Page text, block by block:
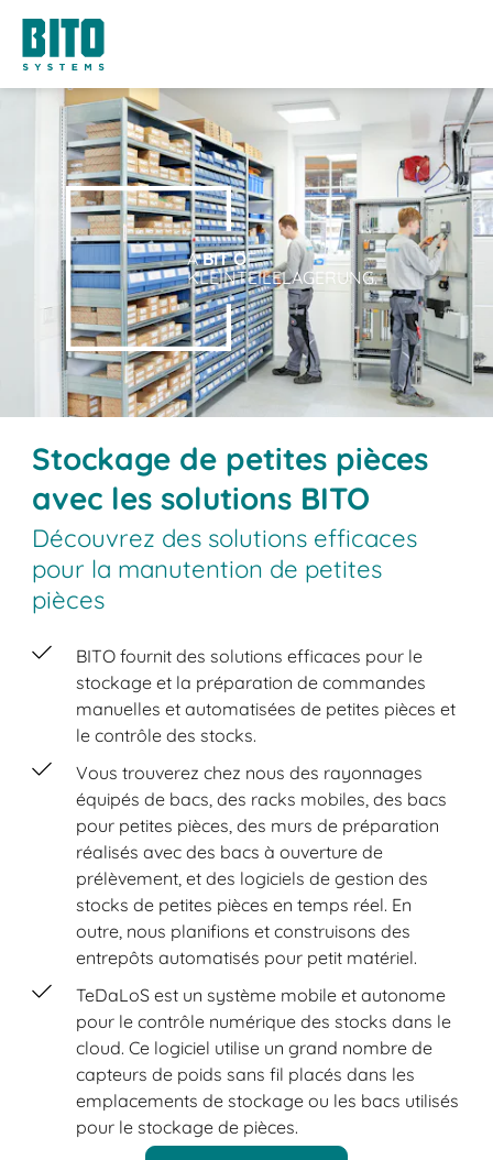
ABIT OF
KLEINTEILELAGERUNG.
Stockage de petites pièces
avec les solutions BITO
Découvrez des solutions efficaces
pour la manutention de petites
pièces
BITO fournit des solutions efficaces pour le
stockage et la préparation de commandes
manuelles et automatisées de petites pièces et
le contrôle des stocks.
Vous trouverez chez nous des rayonnages
équipés de bacs, des racks mobiles, des bacs
pour petites pièces, des murs de préparation
réalisés avec des bacs à ouverture de
prélèvement, et des logiciels de gestion des
stocks de petites pièces en temps réel. En
outre, nous planifions et construisons des
entrepôts automatisés pour petit matériel.
TeDaLoS est un système mobile et autonome
pour le contrôle numérique des stocks dans le
cloud. Ce logiciel utilise un grand nombre de
capteurs de poids sans fil placés dans les
emplacements de stockage ou les bacs utilisés
pour le stockage de pièces.